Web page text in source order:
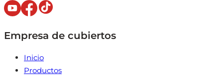
Empresa de cubiertos
Inicio
Productos